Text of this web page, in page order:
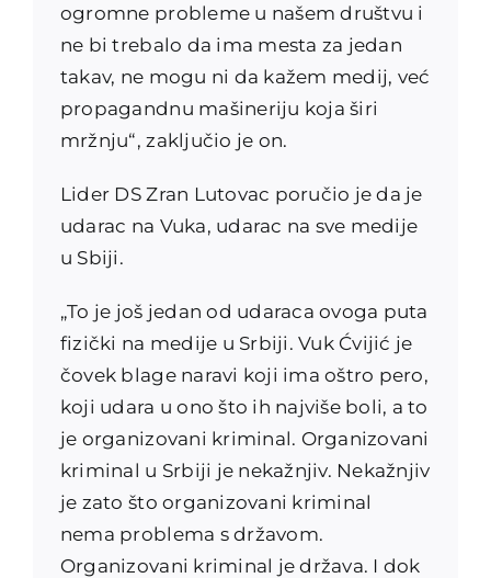
ogromne probleme u našem društvu i
ne bi trebalo da ima mesta za jedan
takav, ne mogu ni da kažem medij, već
propagandnu mašineriju koja širi
mržnju“, zaključio je on.
Lider DS Zran Lutovac poručio je da je
udarac na Vuka, udarac na sve medije
u Sbiji.
„To je još jedan od udaraca ovoga puta
fizički na medije u Srbiji. Vuk Ćvijić je
čovek blage naravi koji ima oštro pero,
koji udara u ono što ih najviše boli, a to
je organizovani kriminal. Organizovani
kriminal u Srbiji je nekažnjiv. Nekažnjiv
je zato što organizovani kriminal
nema problema s državom.
Organizovani kriminal je država. I dok